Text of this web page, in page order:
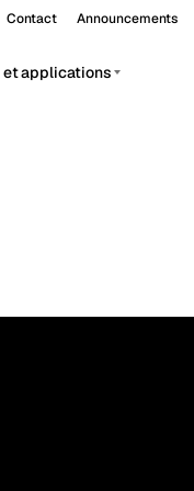
Contact Announcements
et applications